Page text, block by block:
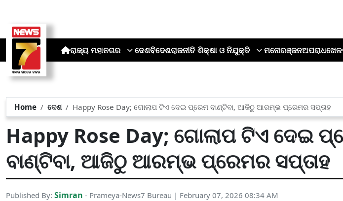
ରାଜ୍ୟ ମହାନଗର ଦେଶବିଦେଶରାଜନୀତି ଶିକ୍ଷା ଓ ନିଯୁକ୍ତି ମନୋରଞ୍ଜନଅପରାଧଖେଳ
Home ଦେଶ Happy Rose Day; ଗୋଲାପ ଟିଏ ଦେଇ ପ୍ରେମ ବାଣ୍ଟିବା, ଆଜିଠୁ ଆରମ୍ଭ ପ୍ରେମର ସପ୍ତାହ
Happy Rose Day; ଗୋଲାପ ଟିଏ ଦେଇ
ବାଣ୍ଟିବା, ଆଜିଠୁ ଆରମ୍ଭ ପ୍ରେମର ସପ୍ତାହ
Published By: Simran - Prameya-News7 Bureau | February 07, 2026 08:34 AM